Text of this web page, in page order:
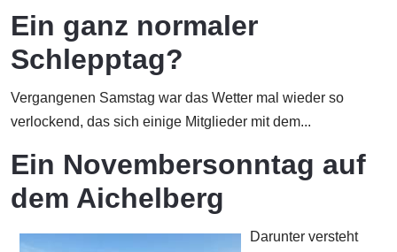
Ein ganz normaler
Schlepptag?
Vergangenen Samstag war das Wetter mal wieder so
verlockend, das sich einige Mitglieder mit dem...
Ein Novembersonntag auf
dem Aichelberg
Darunter versteht